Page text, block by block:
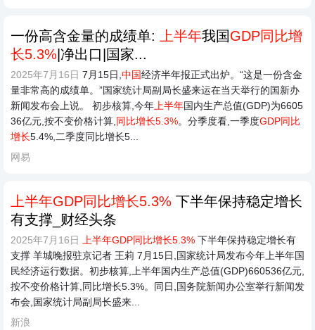
一份高含金量的成绩单: 上半年我国GDP同比增
长5.3% |净出口|国家...
2025年7月16日 7月15日,中国经济半年报正式出炉。“这是一份含金
量非常高的成绩单。”国家统计局副局长盛来运在当天举行的国新办
新闻发布会上说。 初步核算,今年上半年国内生产总值(GDP)为6605
36亿元,按不变价格计算,同比增长5.3%。分季度看,一季度GDP同比
增长5.4%,二季度同比增长5...
网易
上半年GDP同比增长5.3% 下半年保持稳定增长
有支撑_财经头条
2025年7月16日 上半年GDP同比增长5.3% 下半年保持稳定增长有
支撑 羊城晚报驻京记者 王莉 7月15日,国家统计局发布今年上半年国
民经济运行数据。初步核算,上半年国内生产总值(GDP)660536亿元,
按不变价格计算,同比增长5.3%。同日,国务院新闻办公室举行新闻发
布会,国家统计局副局长盛来...
新浪